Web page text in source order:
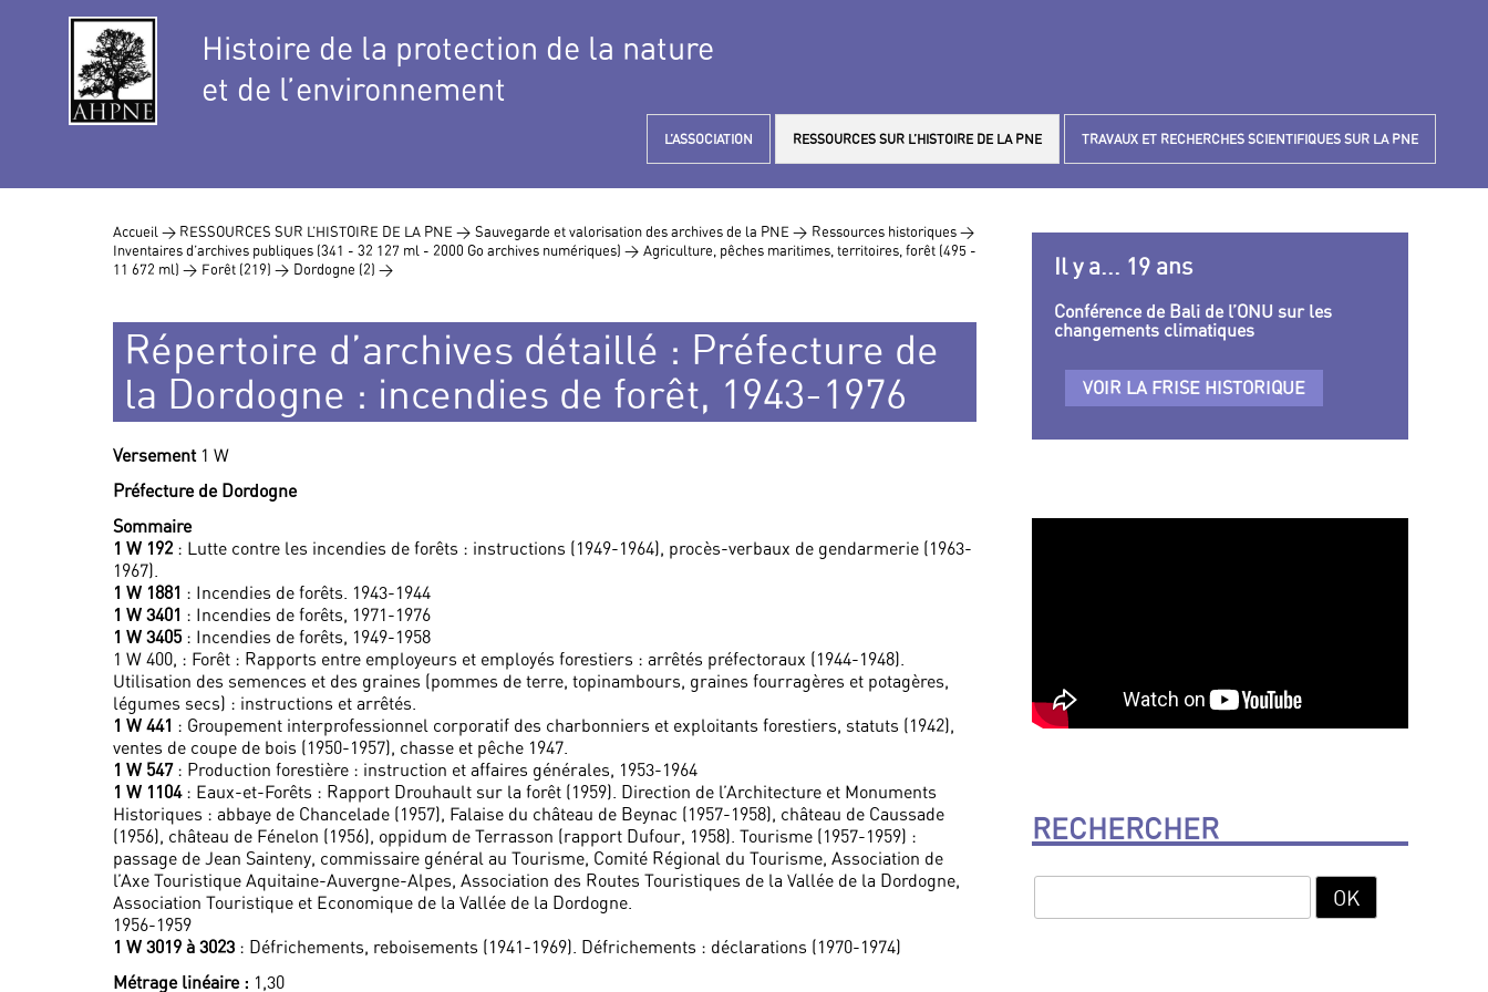
Histoire de la protection de la nature
et de l’environnement
L’ASSOCIATION RESSOURCES SUR L’HISTOIRE DE LA PNE TRAVAUX ET RECHERCHES SCIENTIFIQUES SUR LA PNE
Accueil > RESSOURCES SUR L’HISTOIRE DE LA PNE > Sauvegarde et valorisation des archives de la PNE > Ressources historiques >
Inventaires d’archives publiques (341 - 32 127 ml - 2000 Go archives numériques) > Agriculture, pêches maritimes, territoires, forêt (495 -
11 672 ml) > Forêt (219) > Dordogne (2) >
Répertoire d’archives détaillé : Préfecture de
la Dordogne : incendies de forêt, 1943-1976
Versement 1 W
Préfecture de Dordogne
Sommaire
1 W 192 : Lutte contre les incendies de forêts : instructions (1949-1964), procès-verbaux de gendarmerie (1963-
1967).
1 W 1881 : Incendies de forêts. 1943-1944
1 W 3401 : Incendies de forêts, 1971-1976
1 W 3405 : Incendies de forêts, 1949-1958
1 W 400, : Forêt : Rapports entre employeurs et employés forestiers : arrêtés préfectoraux (1944-1948).
Utilisation des semences et des graines (pommes de terre, topinambours, graines fourragères et potagères,
légumes secs) : instructions et arrêtés.
1 W 441 : Groupement interprofessionnel corporatif des charbonniers et exploitants forestiers, statuts (1942),
ventes de coupe de bois (1950-1957), chasse et pêche 1947.
1 W 547: Production forestière : instruction et affaires générales, 1953-1964
1 W 1104: Eaux-et-Forêts : Rapport Drouhault sur la forêt (1959). Direction de l’Architecture et Monuments
Historiques : abbaye de Chancelade (1957), Falaise du château de Beynac (1957-1958), château de Caussade
(1956), château de Fénelon (1956), oppidum de Terrasson (rapport Dufour, 1958). Tourisme (1957-1959) :
passage de Jean Sainteny, commissaire général au Tourisme, Comité Régional du Tourisme, Association de
l’Axe Touristique Aquitaine-Auvergne-Alpes, Association des Routes Touristiques de la Vallée de la Dordogne,
Association Touristique et Economique de la Vallée de la Dordogne.
1956-1959
1 W 3019 à 3023 : Défrichements, reboisements (1941-1969). Défrichements : déclarations (1970-1974)
Métrage linéaire : 1,30
Il y a... 19 ans
Conférence de Bali de l’ONU sur les
changements climatiques
VOIR LA FRISE HISTORIQUE
RECHERCHER